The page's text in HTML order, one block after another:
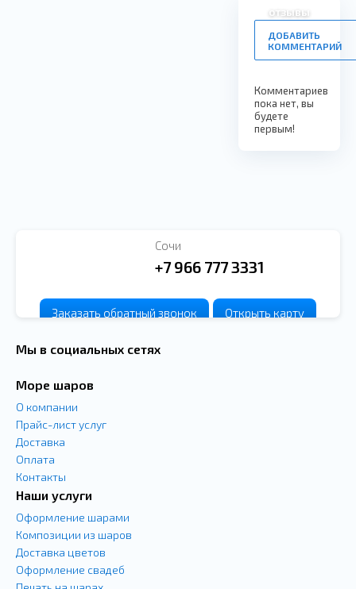
отзывы
ДОБАВИТЬ
КОММЕНТАРИЙ
Комментариев
пока нет, вы
будете
первым!
Сочи
+7 966 777 3331
Заказать обратный звонок Открыть карту
Мы в социальных сетях
Море шаров
О компании
Прайс-лист услуг
Доставка
Оплата
Контакты
Наши услуги
Оформление шарами
Композиции из шаров
Доставка цветов
Оформление свадеб